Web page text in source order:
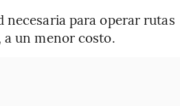
necesaria para operar rutas
un menor costo.